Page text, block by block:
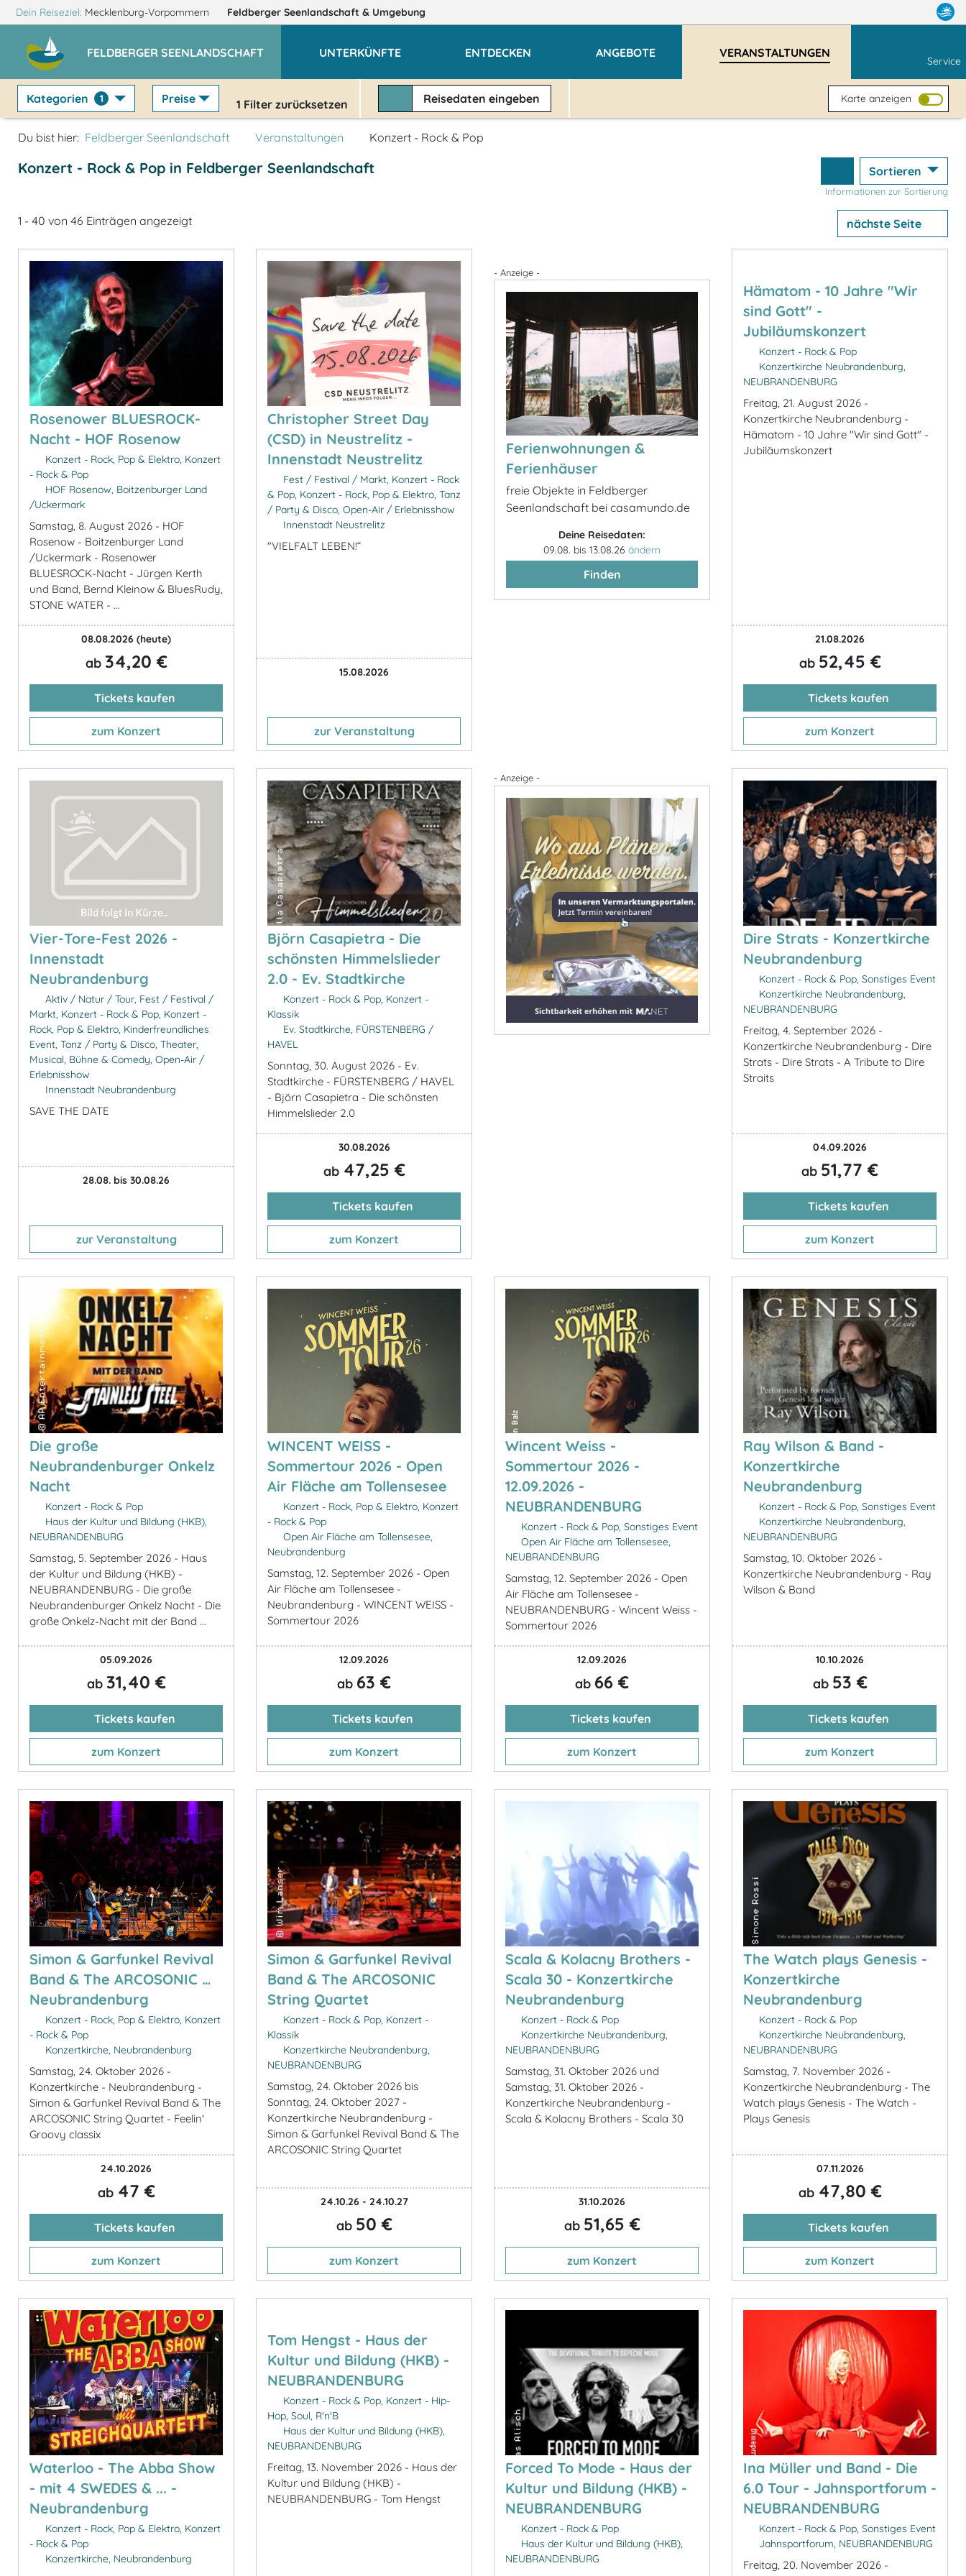
Dein Reiseziel: Mecklenburg-Vorpommern Feldberger Seenlandschaft & Umgebung
FELDBERGER SEENLANDSCHAFT UNTERKÜNFTE ENTDECKEN ANGEBOTE VERANSTALTUNGEN
Service
Kategorien 1 Preise 1 Filter zurücksetzen Reisedateneingeben Karte anzeigen
Du bist hier: Feldberger Seenlandschaft Veranstaltungen Konzert - Rock & Pop
Konzert - Rock & Pop in Feldberger Seenlandschaft Sortieren
Informationen zur Sortierung
1 - 40 von 46 Einträgen angezeigt nächste Seite
Rosenower BLUESROCK-
Nacht - HOF Rosenow
Konzert - Rock, Pop & Elektro, Konzert
- Rock & Pop
HOF Rosenow, Boitzenburger Land
/Uckermark
Samstag, 8. August 2026 - HOF
Rosenow - Boitzenburger Land
/Uckermark - Rosenower
BLUESROCK-Nacht - Jürgen Kerth
und Band, Bernd Kleinow & BluesRudy,
STONE WATER - ...
08.08.2026 (heute)
ab 34,20 €
Tickets kaufen
zum Konzert
Christopher Street Day
(CSD) in Neustrelitz -
Innenstadt Neustrelitz
Fest / Festival / Markt, Konzert - Rock
& Pop, Konzert - Rock, Pop & Elektro, Tanz
/ Party & Disco, Open-Air / Erlebnisshow
Innenstadt Neustrelitz
"VIELFALT LEBEN!“
15.08.2026
zur Veranstaltung
- Anzeige -
Ferienwohnungen &
Ferienhäuser
freie Objekte in Feldberger
Seenlandschaft bei casamundo.de
Deine Reisedaten:
09.08. bis 13.08.26 ändern
Finden
Hämatom - 10 Jahre "Wir
sind Gott" -
Jubiläumskonzert
Konzert - Rock & Pop
Konzertkirche Neubrandenburg,
NEUBRANDENBURG
Freitag, 21. August 2026 -
Konzertkirche Neubrandenburg -
Hämatom - 10 Jahre "Wir sind Gott" -
Jubiläumskonzert
21.08.2026
ab 52,45 €
Tickets kaufen
zum Konzert
Vier-Tore-Fest 2026 -
Innenstadt
Neubrandenburg
Aktiv / Natur / Tour, Fest / Festival /
Markt, Konzert - Rock & Pop, Konzert -
Rock, Pop & Elektro, Kinderfreundliches
Event, Tanz / Party & Disco, Theater,
Musical, Bühne & Comedy, Open-Air /
Erlebnisshow
Innenstadt Neubrandenburg
SAVE THE DATE
28.08. bis 30.08.26
zur Veranstaltung
Björn Casapietra - Die
schönsten Himmelslieder
2.0 - Ev. Stadtkirche
Konzert - Rock & Pop, Konzert -
Klassik
Ev. Stadtkirche, FÜRSTENBERG /
HAVEL
Sonntag, 30. August 2026 - Ev.
Stadtkirche - FÜRSTENBERG / HAVEL
- Björn Casapietra - Die schönsten
Himmelslieder 2.0
30.08.2026
ab 47,25 €
Tickets kaufen
zum Konzert
- Anzeige -
Dire Strats - Konzertkirche
Neubrandenburg
Konzert - Rock & Pop, Sonstiges Event
Konzertkirche Neubrandenburg,
NEUBRANDENBURG
Freitag, 4. September 2026 -
Konzertkirche Neubrandenburg - Dire
Strats - Dire Strats - A Tribute to Dire
Straits
04.09.2026
ab 51,77 €
Tickets kaufen
zum Konzert
Die große
Neubrandenburger Onkelz
Nacht
Konzert - Rock & Pop
Haus der Kultur und Bildung (HKB),
NEUBRANDENBURG
Samstag, 5. September 2026 - Haus
der Kultur und Bildung (HKB) -
NEUBRANDENBURG - Die große
Neubrandenburger Onkelz Nacht - Die
große Onkelz-Nacht mit der Band ...
05.09.2026
ab 31,40 €
Tickets kaufen
zum Konzert
WINCENT WEISS -
Sommertour 2026 - Open
Air Fläche am Tollensesee
Konzert - Rock, Pop & Elektro, Konzert
- Rock & Pop
Open Air Fläche am Tollensesee,
Neubrandenburg
Samstag, 12. September 2026 - Open
Air Fläche am Tollensesee -
Neubrandenburg - WINCENT WEISS -
Sommertour 2026
12.09.2026
ab 63 €
Tickets kaufen
zum Konzert
Wincent Weiss -
Sommertour 2026 -
12.09.2026 -
NEUBRANDENBURG
Konzert - Rock & Pop, Sonstiges Event
Open Air Fläche am Tollensesee,
NEUBRANDENBURG
Samstag, 12. September 2026 - Open
Air Fläche am Tollensesee -
NEUBRANDENBURG - Wincent Weiss -
Sommertour 2026
12.09.2026
ab 66 €
Tickets kaufen
zum Konzert
Ray Wilson & Band -
Konzertkirche
Neubrandenburg
Konzert - Rock & Pop, Sonstiges Event
Konzertkirche Neubrandenburg,
NEUBRANDENBURG
Samstag, 10. Oktober 2026 -
Konzertkirche Neubrandenburg - Ray
Wilson & Band
10.10.2026
ab 53 €
Tickets kaufen
zum Konzert
Simon & Garfunkel Revival
Band & The ARCOSONIC …
Neubrandenburg
Konzert - Rock, Pop & Elektro, Konzert
- Rock & Pop
Konzertkirche, Neubrandenburg
Samstag, 24. Oktober 2026 -
Konzertkirche - Neubrandenburg -
Simon & Garfunkel Revival Band & The
ARCOSONIC String Quartet - Feelin'
Groovy classix
24.10.2026
ab 47 €
Tickets kaufen
zum Konzert
Simon & Garfunkel Revival
Band & The ARCOSONIC
String Quartet
Konzert - Rock & Pop, Konzert -
Klassik
Konzertkirche Neubrandenburg,
NEUBRANDENBURG
Samstag, 24. Oktober 2026 bis
Sonntag, 24. Oktober 2027 -
Konzertkirche Neubrandenburg -
Simon & Garfunkel Revival Band & The
ARCOSONIC String Quartet
24.10.26 - 24.10.27
ab 50 €
zum Konzert
Scala & Kolacny Brothers -
Scala 30 - Konzertkirche
Neubrandenburg
Konzert - Rock & Pop
Konzertkirche Neubrandenburg,
NEUBRANDENBURG
Samstag, 31. Oktober 2026 und
Samstag, 31. Oktober 2026 -
Konzertkirche Neubrandenburg -
Scala & Kolacny Brothers - Scala 30
31.10.2026
ab 51,65 €
zum Konzert
The Watch plays Genesis -
Konzertkirche
Neubrandenburg
Konzert - Rock & Pop
Konzertkirche Neubrandenburg,
NEUBRANDENBURG
Samstag, 7. November 2026 -
Konzertkirche Neubrandenburg - The
Watch plays Genesis - The Watch -
Plays Genesis
07.11.2026
ab 47,80 €
Tickets kaufen
zum Konzert
Waterloo - The Abba Show
- mit 4 SWEDES & ... -
Neubrandenburg
Konzert - Rock, Pop & Elektro, Konzert
- Rock & Pop
Konzertkirche, Neubrandenburg
Tom Hengst - Haus der
Kultur und Bildung (HKB) -
NEUBRANDENBURG
Konzert - Rock & Pop, Konzert - Hip-
Hop, Soul, R'n'B
Haus der Kultur und Bildung (HKB),
NEUBRANDENBURG
Freitag, 13. November 2026 - Haus der
Kultur und Bildung (HKB) -
NEUBRANDENBURG - Tom Hengst
Forced To Mode - Haus der
Kultur und Bildung (HKB) -
NEUBRANDENBURG
Konzert - Rock & Pop
Haus der Kultur und Bildung (HKB),
NEUBRANDENBURG
Ina Müller und Band - Die
6.0 Tour - Jahnsportforum -
NEUBRANDENBURG
Konzert - Rock & Pop, Sonstiges Event
Jahnsportforum, NEUBRANDENBURG
Freitag, 20. November 2026 -